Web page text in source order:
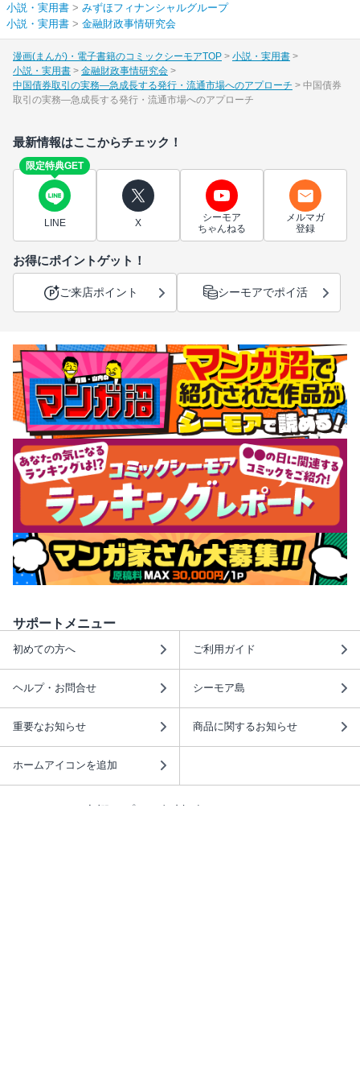
小説・実用書 > みずほフィナンシャルグループ
小説・実用書 > 金融財政事情研究会
漫画(まんが)・電子書籍のコミックシーモアTOP
小説・実用書
小説・実用書
金融財政事情研究会
中国債券取引の実務―急成長する発行・流通市場へのアプローチ
中国債券
取引の実務―急成長する発行・流通市場へのアプローチ
最新情報はここからチェック！
限定特典GET
LINE X
シーモア
ちゃんねる
メルマガ
登録
お得にポイントゲット！
ご来店ポイント シーモアでポイ活
サポートメニュー
初めての方へ ご利用ガイド
ヘルプ・お問合せ シーモア島
重要なお知らせ 商品に関するお知らせ
ホームアイコンを追加